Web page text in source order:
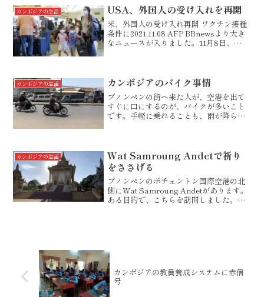
事故。乗用車が中央分離帯に乗り上げて
いました。無...
カンボジアの生活 USA、外国人の受け入れを再開
米、外国人の受け入れ再開 ワクチン接種
条件に2021.11.08 AFP BBnewsより大き
なニュースが入りました。11月8日、
カンボジアの生活 カンボジアのバイク事情
プノンペンの街へ来た人が、空港を出て
すぐに口にするのが、バイクが多いこと
です。手軽に乗れることも、雨が降らな
で、ほとんどが北米からの...
カンボジアの生活
Wat Samroung Andetで祈り
をささげる
プノンペンのポチェントン国際空港の北
側にWat Samroung Andetがあります。
ある目的で、こちらを訪問しました。な
カンボジアの教員養成システムに赤信
号